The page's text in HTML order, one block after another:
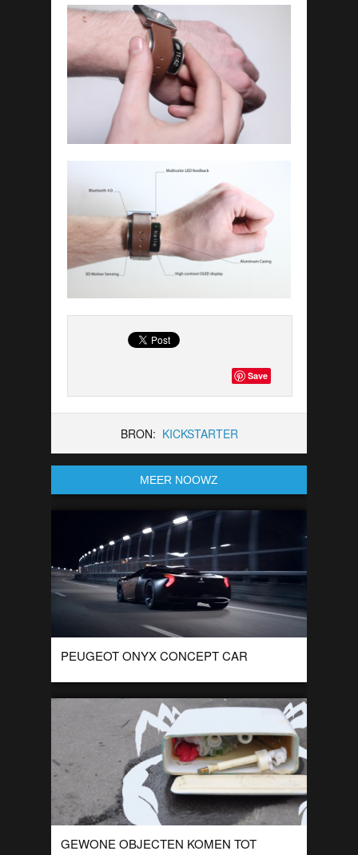
Save
BRON: KICKSTARTER
MEER NOOWZ
PEUGEOT ONYX CONCEPT CAR
De Peugeot Onyx is de nieuwe creatie van Peugeot. Met dit
filmpje werd het supercar concept gepresenteerd op de
motorshow in Parijs. In […]
GEWONE OBJECTEN KOMEN TOT